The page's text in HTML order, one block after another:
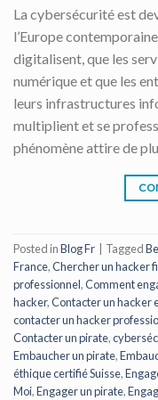
La cybersécurité est
l’Europe
digitalisent, que les
numérique et que les
leurs infrastructures
multiplient et se
phénomène attire de
Posted inBlog Fr Tagged
France,Chercher un hacker
professionnel,Comment
hacker,Contacter un hacker
contacter un hacker
Contacter un pirate,
Embaucher un pirate,
éthique certifié Suisse,
Moi,Engager un pirate,